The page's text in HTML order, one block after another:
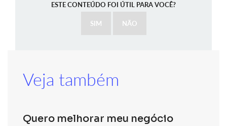
ESTE CONTEÚDO FOI ÚTIL PARA VOCÊ?
SIM NÃO
Veja também
Quero melhorar meu negócio